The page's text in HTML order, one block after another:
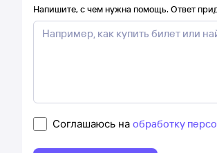
Напишите, с чем нужна помощь. Ответ
Соглашаюсь на обработку